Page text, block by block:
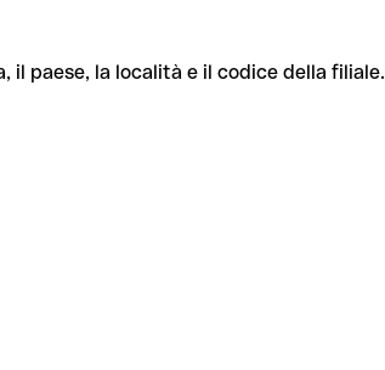
il paese, la località e il codice della filiale.